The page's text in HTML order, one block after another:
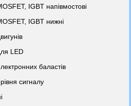
IGBT напівмостові
IGBT нижні
LED
баластів
сигналу